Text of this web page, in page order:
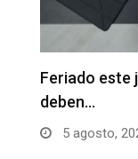
Feriado este
deben…
5 agosto,